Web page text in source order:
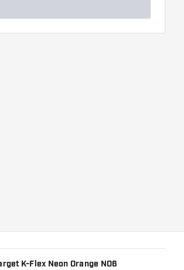
K-Flex Neon Orange NO6